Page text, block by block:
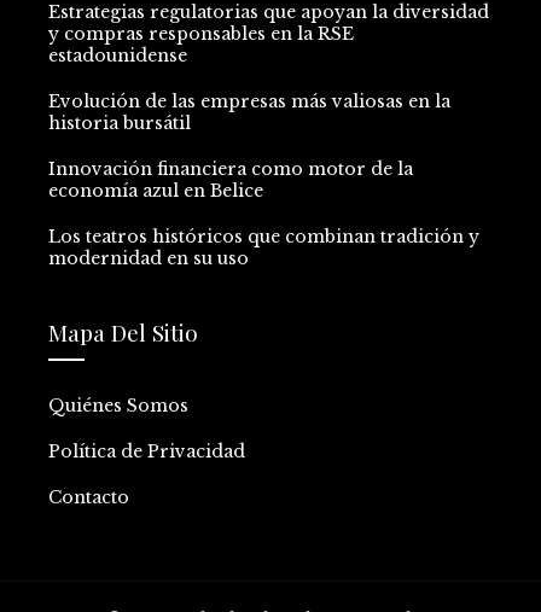
Estrategias regulatorias que apoyan la diversidad
y compras responsables en la RSE
estadounidense
Evolución de las empresas más valiosas en la
historia bursátil
Innovación financiera como motor de la
economía azul en Belice
Los teatros históricos que combinan tradición y
modernidad en su uso
Mapa Del Sitio
Quiénes Somos
Política de Privacidad
Contacto